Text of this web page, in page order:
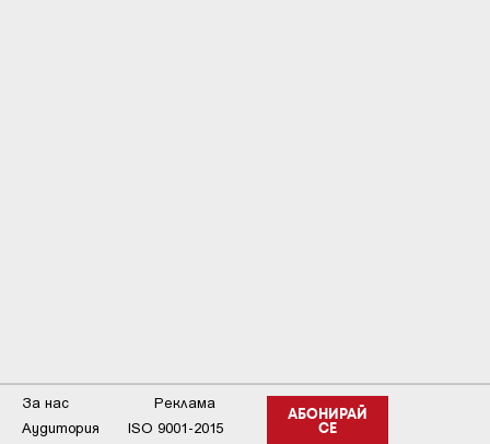
АБОНИРАЙ
СЕ
За нас
Реклама
Аудитория
ISO 9001-2015